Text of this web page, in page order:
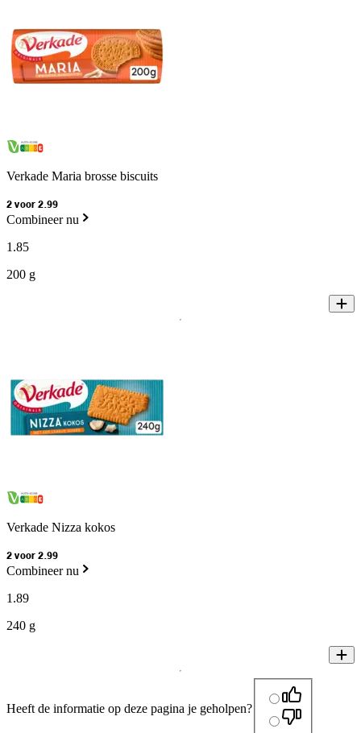
Verkade Maria brosse biscuits
2 voor 2.99
Combineer nu
1 .85
200 g
Verkade Nizza kokos
2 voor 2.99
Combineer nu
1 .89
240 g
Heeft de informatie op deze pagina je geholpen?